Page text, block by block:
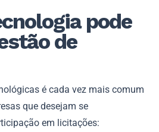
pode
de
é cada vez mais comum
que desejam se
em licitações: